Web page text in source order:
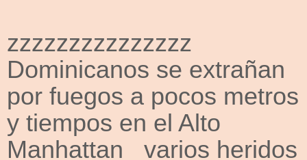
zzzzzzzzzzzzzzz
Dominicanos se extrañan
por fuegos a pocos metros
y tiempos en el Alto
Manhattan_ varios heridos